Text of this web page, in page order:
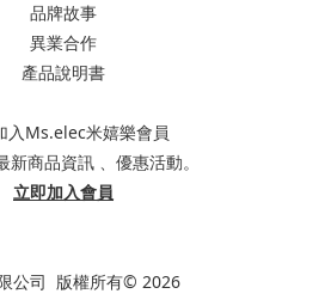
品牌故事
異業合作
產品說明書
入Ms.elec米嬉樂會員
新商品資訊 、優惠活動。
立即加入會員
公司 版權所有© 2026